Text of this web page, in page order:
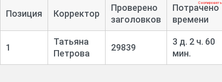
Позиция Корректор
Проверено
заголовков
Потрачено
времени
Скопировать
1
Татьяна
Петрова
29839
3 д. 2 ч. 60
мин.